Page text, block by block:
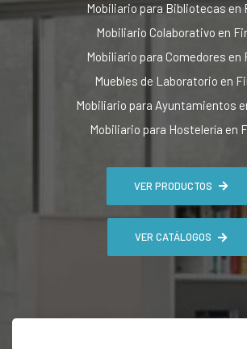
Mobiliario para Bibliotecas en
Mobiliario Colaborativo en
Mobiliario para Comedores en
Muebles de Laboratorio en
Mobiliario para Ayuntamientos
Mobiliario para Hostelería en
VER PRODUCTOS
VER CATÁLOGOS